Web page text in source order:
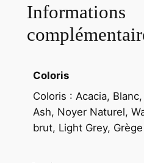
Informations
Coloris
Coloris : Acacia,
Ash, Noyer Naturel,
brut, Light Grey, Grège